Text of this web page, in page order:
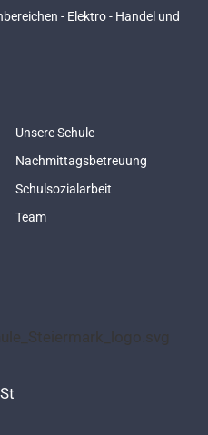
- Elektro - Handel und
Unsere Schule
Nachmittagsbetreuung
Schulsozialarbeit
Team